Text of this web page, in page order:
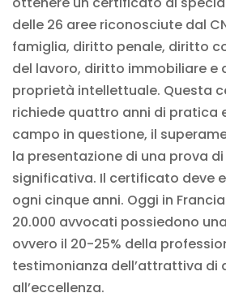
delle 26 aree riconosciute dal
famiglia, diritto penale, diritto
del lavoro, diritto immobiliare e
proprietà intellettuale. Questa
richiede quattro anni di pratica
campo in questione, il
la presentazione di una prova di
significativa. Il certificato deve
ogni cinque anni. Oggi in
20.000 avvocati possiedono
ovvero il 20-25% della
testimonianza dell’attrattiva di
all’eccellenza.